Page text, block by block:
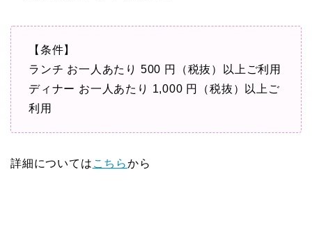
【条件】
ランチ お一人あたり 500 円（税抜）以上ご利用
ディナー お一人あたり 1,000 円（税抜）以上ご
利用
詳細については こちらから